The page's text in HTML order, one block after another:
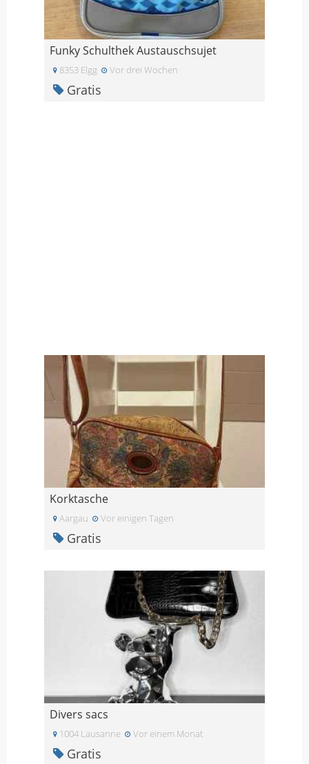
Funky Schulthek Austauschsujet
8353 Elgg Vor drei Wochen
Gratis
Korktasche
Aargau Vor einigen Tagen
Gratis
Divers sacs
1004 Lausanne Vor einem Monat
Gratis